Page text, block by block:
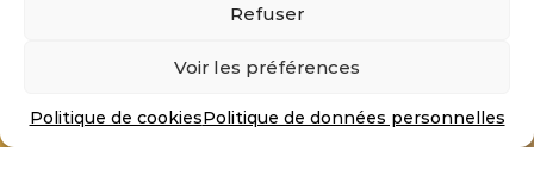
Refuser
Voir les préférences
Politique de cookiesPolitique de données personnelles
CONTACTEZ-NOUS !